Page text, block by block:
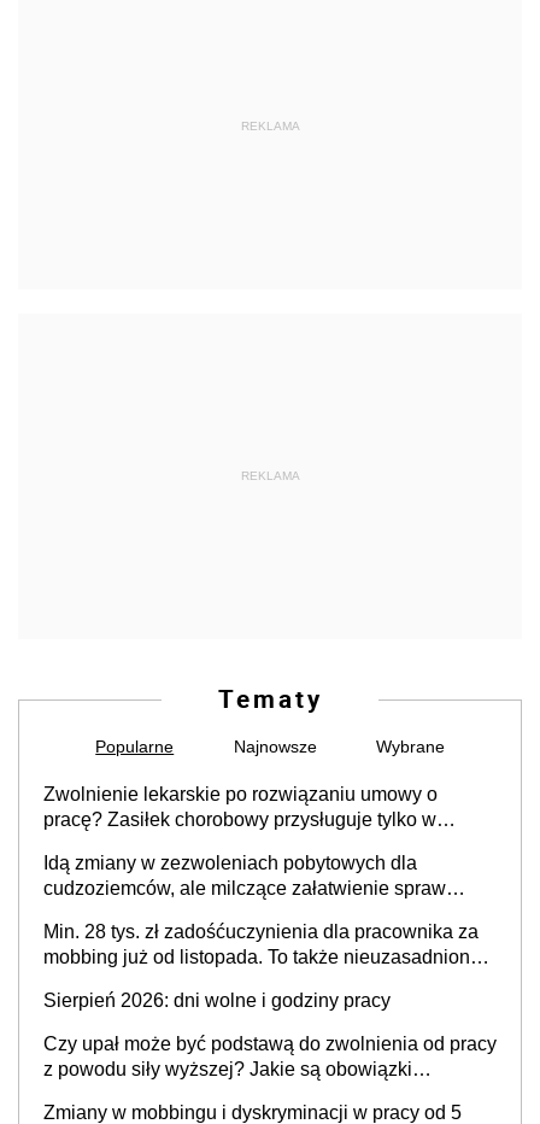
REKLAMA
REKLAMA
Tematy
Popularne Najnowsze Wybrane
Zwolnienie lekarskie po rozwiązaniu umowy o
pracę? Zasiłek chorobowy przysługuje tylko w
stosunku pracy
Idą zmiany w zezwoleniach pobytowych dla
cudzoziemców, ale milczące załatwienie spraw
Min. 28 tys. zł zadośćuczynienia dla pracownika za
mobbing już od listopada. To także nieuzasadniona
Sierpień 2026: dni wolne i godziny pracy
Czy upał może być podstawą do zwolnienia od pracy
z powodu siły wyższej? Jakie są obowiązki
Zmiany w mobbingu i dyskryminacji w pracy od 5